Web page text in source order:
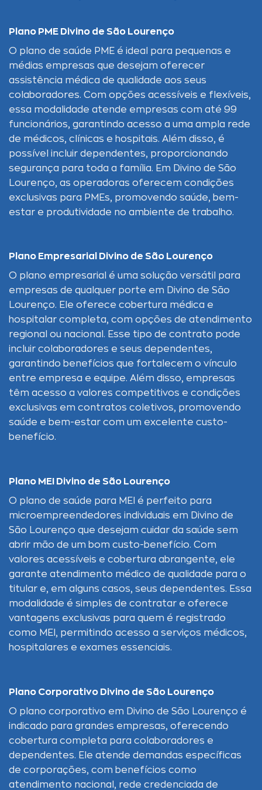
Plano PME Divino de São Lourenço
O plano de saúde PME é ideal para pequenas e
médias empresas que desejam oferecer
assistência médica de qualidade aos seus
colaboradores. Com opções acessíveis e flexíveis,
essa modalidade atende empresas com até 99
funcionários, garantindo acesso a uma ampla rede
de médicos, clínicas e hospitais. Além disso, é
possível incluir dependentes, proporcionando
segurança para toda a família. Em Divino de São
Lourenço, as operadoras oferecem condições
exclusivas para PMEs, promovendo saúde, bem-
estar e produtividade no ambiente de trabalho.
Plano Empresarial Divino de São Lourenço
O plano empresarial é uma solução versátil para
empresas de qualquer porte em Divino de São
Lourenço. Ele oferece cobertura médica e
hospitalar completa, com opções de atendimento
regional ou nacional. Esse tipo de contrato pode
incluir colaboradores e seus dependentes,
garantindo benefícios que fortalecem o vínculo
entre empresa e equipe. Além disso, empresas
têm acesso a valores competitivos e condições
exclusivas em contratos coletivos, promovendo
saúde e bem-estar com um excelente custo-
benefício.
Plano MEI Divino de São Lourenço
O plano de saúde para MEI é perfeito para
microempreendedores individuais em Divino de
São Lourenço que desejam cuidar da saúde sem
abrir mão de um bom custo-benefício. Com
valores acessíveis e cobertura abrangente, ele
garante atendimento médico de qualidade para o
titular e, em alguns casos, seus dependentes. Essa
modalidade é simples de contratar e oferece
vantagens exclusivas para quem é registrado
como MEI, permitindo acesso a serviços médicos,
hospitalares e exames essenciais.
Plano Corporativo Divino de São Lourenço
O plano corporativo em Divino de São Lourenço é
indicado para grandes empresas, oferecendo
cobertura completa para colaboradores e
dependentes. Ele atende demandas específicas
de corporações, com benefícios como
atendimento nacional, rede credenciada de